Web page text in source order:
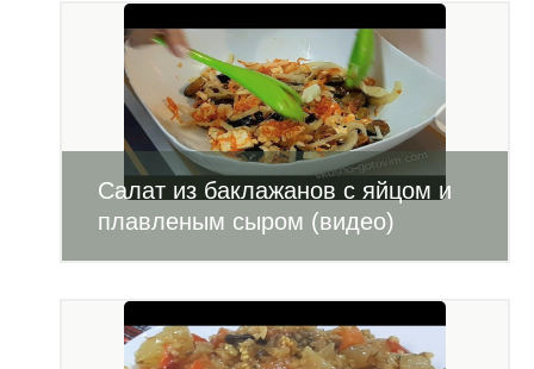
Салат из баклажанов с яйцом и
плавленым сыром (видео)